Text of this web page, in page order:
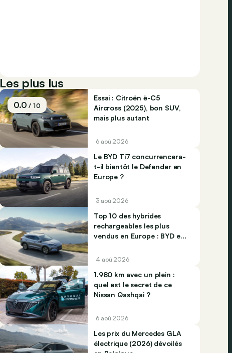
Les plus lus
0.0/ 10
Essai : Citroën ë-C5
Aircross (2025), bon SUV,
mais plus autant
6 aoû 2026
Le BYD Ti7 concurrencera-
t-il bientôt le Defender en
Europe ?
3 aoû 2026
Top 10 des hybrides
rechargeables les plus
vendus en Europe : BYD et
4 aoû 2026
1.980 km avec un plein :
quel est le secret de ce
Nissan Qashqai ?
6 aoû 2026
Les prix du Mercedes GLA
électrique (2026) dévoilés